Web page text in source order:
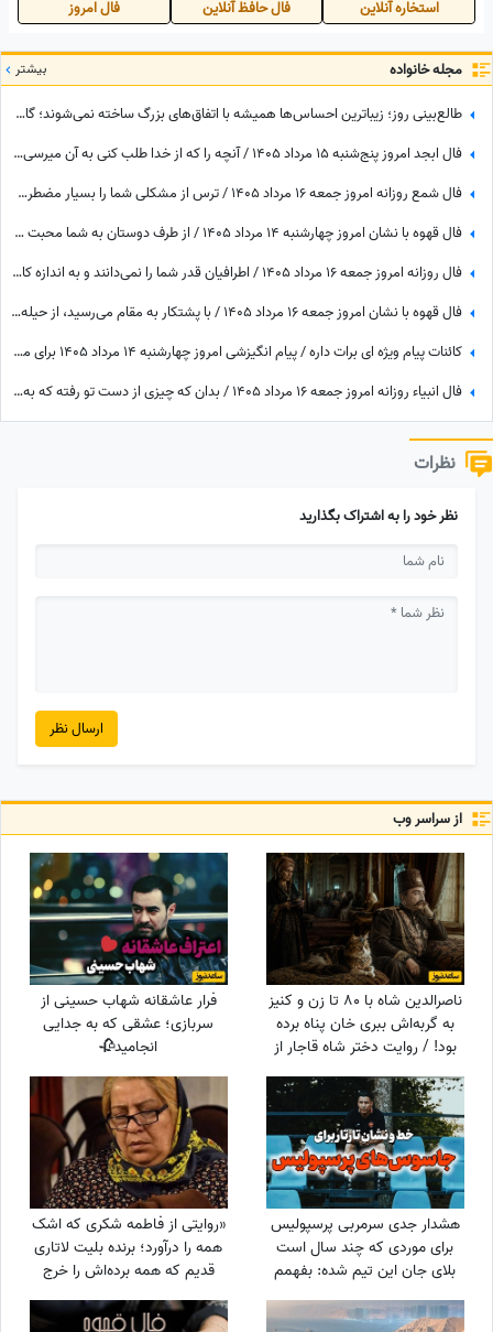
استخاره آنلاین فال حافظ آنلاین فال امروز
مجله خانواده بیشتر
طالع‌بینی روز؛ زیباترین احساس‌ها همیشه با اتفاق‌های بزرگ ساخته نمی‌شوند؛ گاهی یک نگاه یا یک توجه کوتاه می‌تواند یک روز معمولی را به خاطره‌ای خاص تبدیل کند / پنج‌شنبه 15 مرداد 1405
فال ابجد امروز پنج‌شنبه 15 مرداد 1405 / آنچه را که از خدا طلب کنی به آن میرسی اما ...
فال شمع روزانه امروز جمعه 16 مرداد 1405 / ترس از مشکلی شما را بسیار مضطرب و آشفته می‌کند، اما شما
فال قهوه با نشان امروز چهارشنبه 14 مرداد 1405 / از طرف دوستان به شما محبت می‌شود و هدیه گرانبهایی دریافت خواهید کرد
فال روزانه امروز جمعه 16 مرداد 1405 / اطرافیان قدر شما را نمی‌دانند و به اندازه کافی به شما ارزش نمی‌دهند، اما به زودی متوجه می‌شوید که ...
فال قهوه با نشان امروز جمعه 16 مرداد 1405 / با پشتکار به مقام می‌رسید، از حیله دوستان خود را پنهان کنید
کائنات پیام ویژه ای برات داره / پیام انگیزشی امروز چهارشنبه 14 مرداد 1405 برای متولدین فروردین تا اسفند: اگر می‌خواهیش رهاش نکن + ویدئو
فال انبیاء روزانه امروز جمعه 16 مرداد 1405 / بدان که چیزی از دست تو رفته که به سبب آن غم و اندوه می‌خوری، اما ...
نظرات
نظر خود را به اشتراک بگذارید
ارسال نظر
از سراسر وب
ناصرالدین شاه با 80 تا زن و کنیز
به گربه‌اش ببری خان پناه برده
بود! / روایت دختر شاه قاجار از
لایه‌های پنهان حرمسرای شاهی
فرار عاشقانه شهاب حسینی از
سربازی؛ عشقی که به جدایی
انجامید🥀
هشدار جدی سرمربی پرسپولیس
برای موردی که چند سال است
بلای جان این تیم شده: بفهمم
برخورد جدی می‌کنم
«روایتی از فاطمه شکری که اشک
همه را درآورد؛ برنده بلیت لاتاری
قدیم که همه برده‌اش را خرج
دیگران کرد، اکنون بی‌مهری
می‌بیند!»